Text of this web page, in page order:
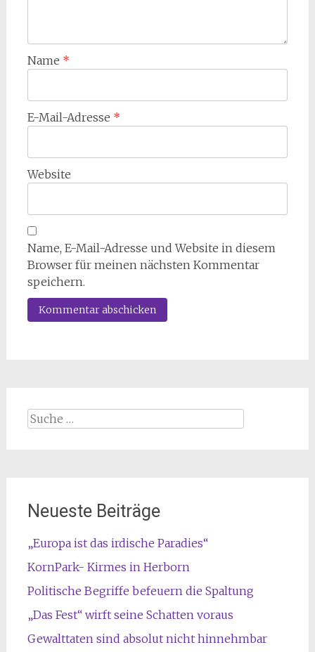
Name *
E-Mail-Adresse *
Website
Name, E-Mail-Adresse und Website in diesem
Browser für meinen nächsten Kommentar
speichern.
Suche
nach:
Neueste Beiträge
„Europa ist das irdische Paradies“
KornPark- Kirmes in Herborn
Politische Begriffe befeuern die Spaltung
„Das Fest“ wirft seine Schatten voraus
Gewalttaten sind absolut nicht hinnehmbar